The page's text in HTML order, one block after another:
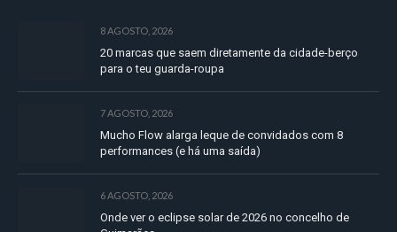
8 AGOSTO, 2026
20 marcas que saem diretamente da cidade-berço
para o teu guarda-roupa
7 AGOSTO, 2026
Mucho Flow alarga leque de convidados com 8
performances (e há uma saída)
6 AGOSTO, 2026
Onde ver o eclipse solar de 2026 no concelho de